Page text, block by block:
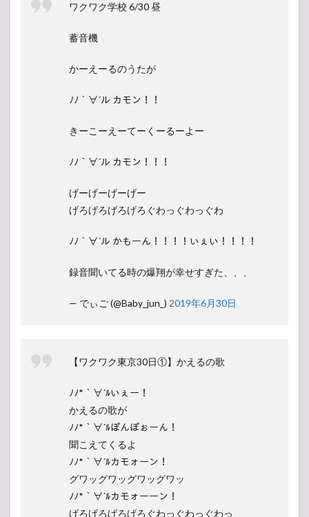
ワクワク学校 6/30 昼
蓄音機
かーえーるのうたが
ﾉﾉ｀∀´ル カモン！！
きーこーえーてーくーるーよー
ﾉﾉ｀∀´ル カモン！！！
げーげーげーげー
げろげろげろげろぐわっぐわっぐわ
ﾉﾉ｀∀´ル かもーん！！！！いぇい！！！！
録音聞いてる時の爆翔が幸せすぎた、、、
— でぃご (@Baby_jun_) 2019年6月30日
【ワクワク東京30日①】かえるの歌
ﾉﾉ*｀∀´ﾙいぇー！
かえるの歌が
ﾉﾉ*｀∀´ﾙぽんぽぉーん！
聞こえてくるよ
ﾉﾉ*｀∀´ﾙカモォーン！
グワッグワッグワッグワッ
ﾉﾉ*｀∀´ﾙカモォーーン！
げろげろげろげろぐわっぐわっぐわっ